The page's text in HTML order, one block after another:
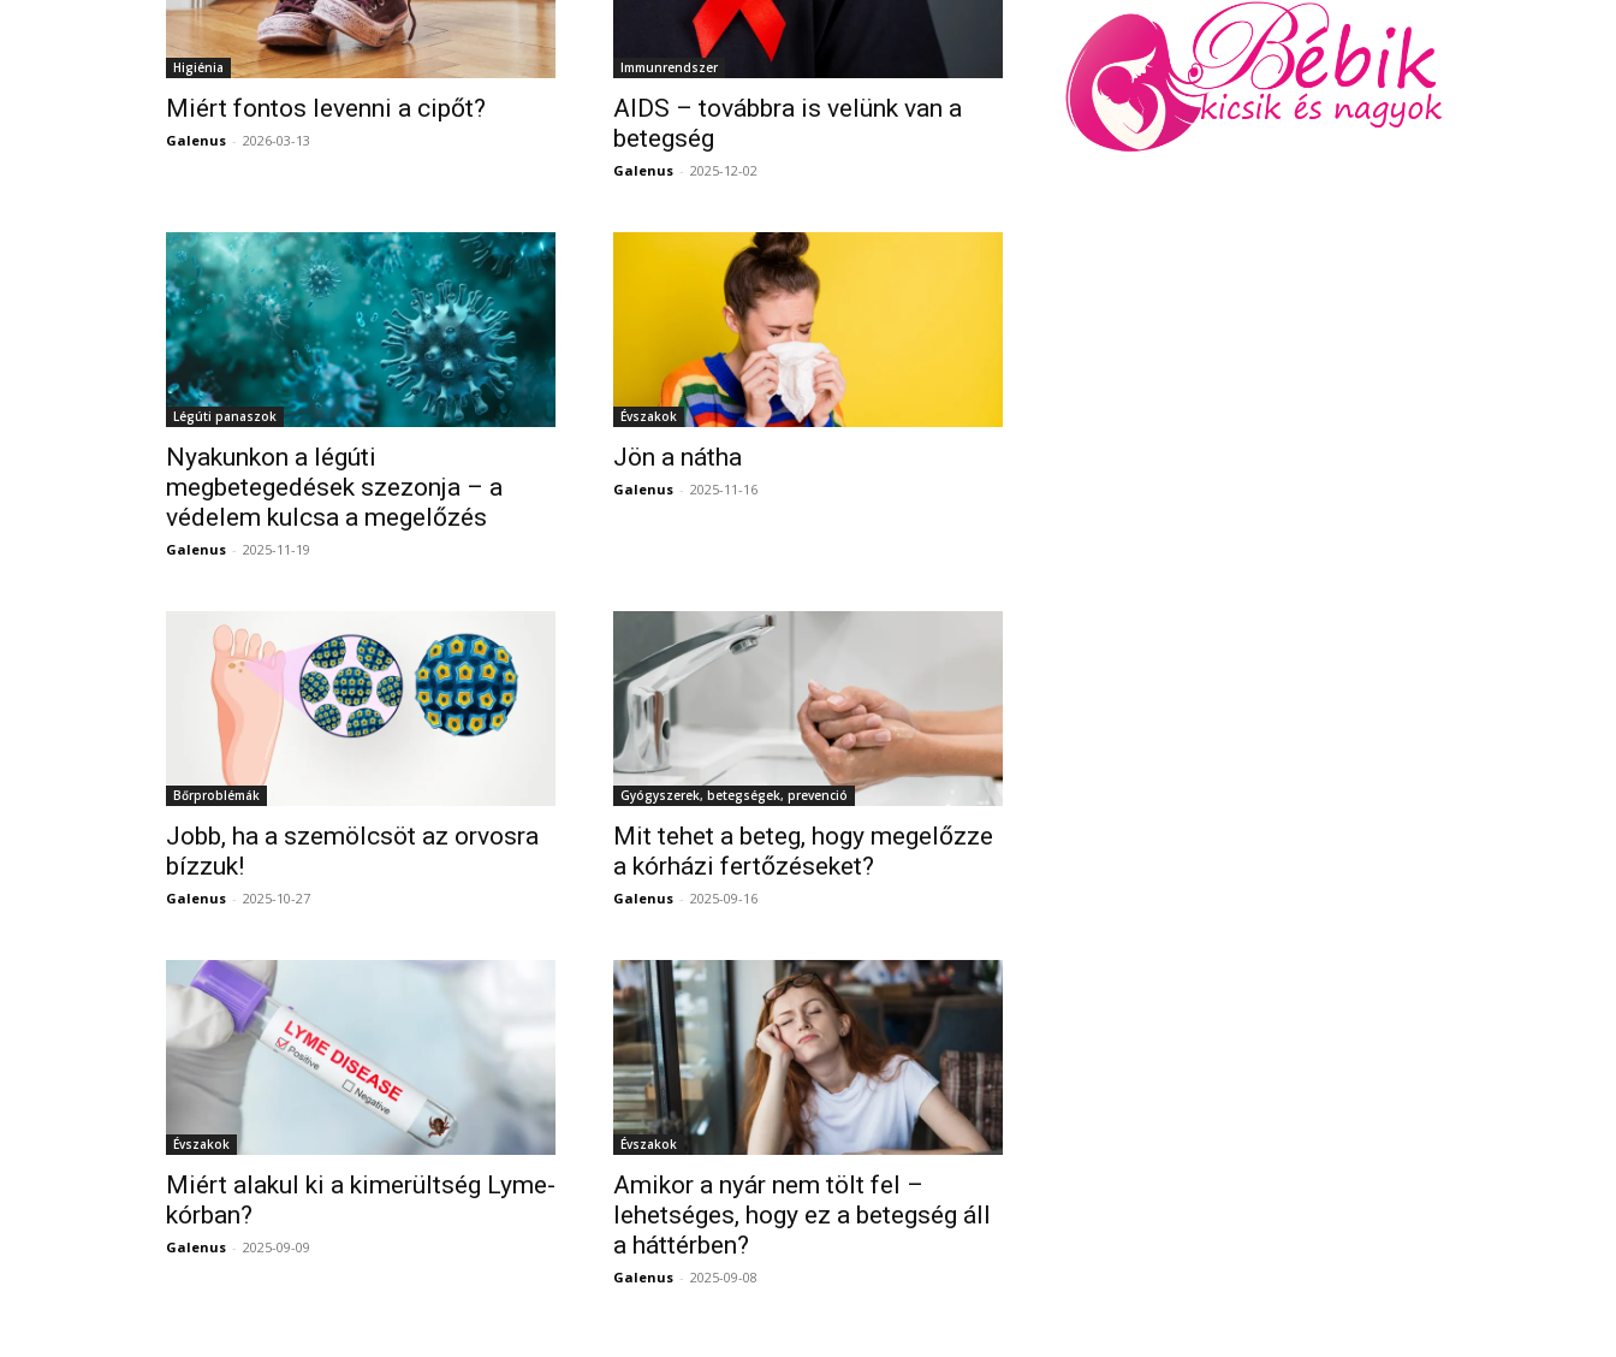
Higiénia
Miért fontos levenni a cipőt?
Galenus - 2026-03-13
Immunrendszer
AIDS – továbbra is velünk van a
betegség
Galenus - 2025-12-02
Légúti panaszok
Nyakunkon a légúti
megbetegedések szezonja – a
védelem kulcsa a megelőzés
Galenus - 2025-11-19
Évszakok
Jön a nátha
Galenus - 2025-11-16
Bőrproblémák
Jobb, ha a szemölcsöt az orvosra
bízzuk!
Galenus - 2025-10-27
Gyógyszerek, betegségek, prevenció
Mit tehet a beteg, hogy megelőzze
a kórházi fertőzéseket?
Galenus - 2025-09-16
Évszakok
Miért alakul ki a kimerültség Lyme-
kórban?
Galenus - 2025-09-09
Évszakok
Amikor a nyár nem tölt fel –
lehetséges, hogy ez a betegség áll
a háttérben?
Galenus - 2025-09-08